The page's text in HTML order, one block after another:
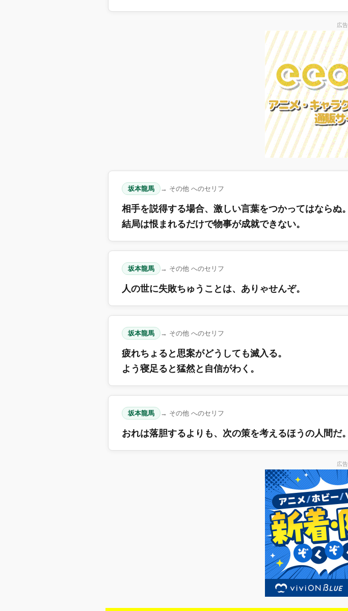
広告
坂本龍馬 → その他 へのセリフ
相手を説得する場合、激しい言葉をつかってはならぬ。
結局は恨まれるだけで物事が成就できない。
坂本龍馬 → その他 へのセリフ
人の世に失敗ちゅうことは、ありゃせんぞ。
坂本龍馬 → その他 へのセリフ
疲れちょると思案がどうしても滅入る。
よう寝足ると猛然と自信がわく。
坂本龍馬 → その他 へのセリフ
おれは落胆するよりも、次の策を考えるほうの人間だ。
広告